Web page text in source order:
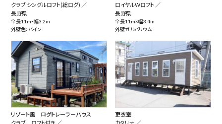
クラブ シングルロフト(総ログ) ／
長野県
全長11m・幅3.2m
外壁色：パイン
ロイヤルWロフト ／
長野県
全長11m×幅3.4m
外壁ガルバリウム
リゾート風 ログトレーラーハウス
更衣室